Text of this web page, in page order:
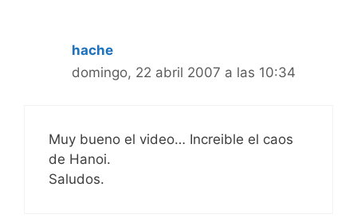
hache
domingo, 22 abril 2007 a las 10:34
Muy bueno el video… Increible el caos
de Hanoi.
Saludos.